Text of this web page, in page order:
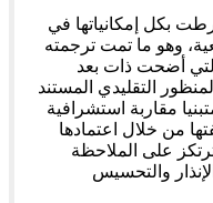
بكل إمكانياتها في
وهو ما تمت ترجمته
أضحت ذات بعد
التقليدي المستند
مقاربة استشرافية
من خلال اعتمادها
على الملاحظة
والتحسيس